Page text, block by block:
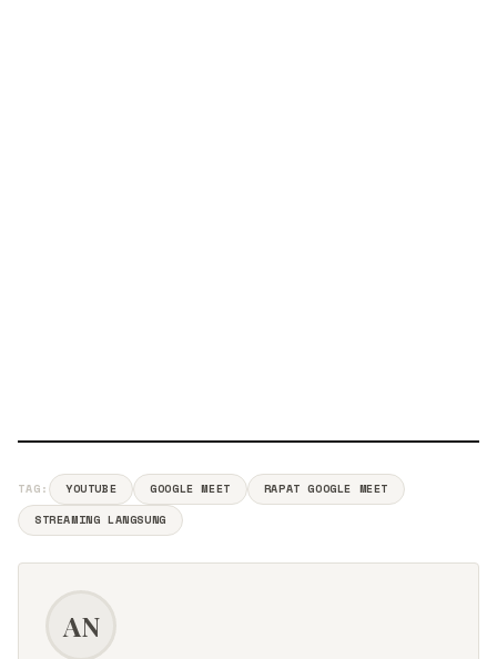
TAG: YOUTUBE GOOGLE MEET
RAPAT GOOGLE MEET
STREAMING LANGSUNG
AN